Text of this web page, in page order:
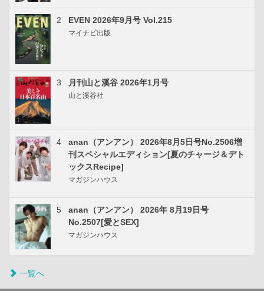
2 EVEN 2026年9月号 Vol.215
マイナビ出版
3 月刊山と溪谷 2026年1月号
山と溪谷社
4
anan（アンアン） 2026年8月5日号No.2506増
刊スペシャルエディション[夏のチャージ＆デト
ックスRecipe]
マガジンハウス
5
anan（アンアン） 2026年 8月19日号
No.2507[愛とSEX]
マガジンハウス
一覧へ